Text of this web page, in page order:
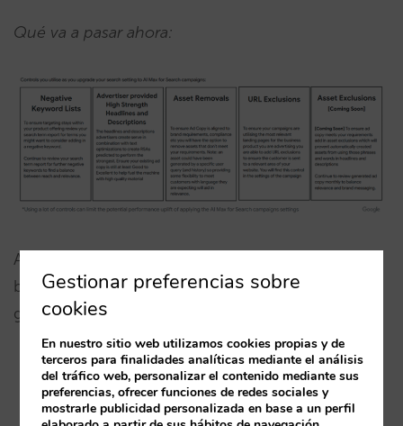
Qué va a pasar ahora:
Ahora continúa con esta lógica para preservar la
buena convivencia entre tipos de campañas
gracias a:
Listas de palabras clave negativas.
Exclusión de URLs específicas.
Gestionar preferencias sobre
cookies
En nuestro sitio web utilizamos cookies propias y de
terceros para finalidades analíticas mediante el análisis
del tráfico web, personalizar el contenido mediante sus
preferencias, ofrecer funciones de redes sociales y
mostrarle publicidad personalizada en base a un perfil